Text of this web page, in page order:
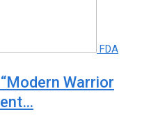
FDA
Warrior